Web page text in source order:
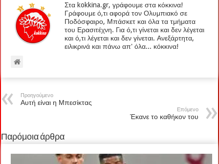
Στα kokkina.gr, γράφουμε στα κόκκινα!
Γράφουμε ό,τι αφορά τον Ολυμπιακό σε
Ποδόσφαιρο, Μπάσκετ και όλα τα τμήματα
του Ερασιτέχνη. Για ό,τι γίνεται και δεν λέγεται
και ό,τι λέγεται και δεν γίνεται. Ανεξάρτητα,
ειλικρινά και πάνω απ' όλα... κόκκινα!
Προηγούμενο
Αυτή είναι η Μπεσίκτας
Επόμενο
Έκανε το καθήκον του
Παρόμοια άρθρα